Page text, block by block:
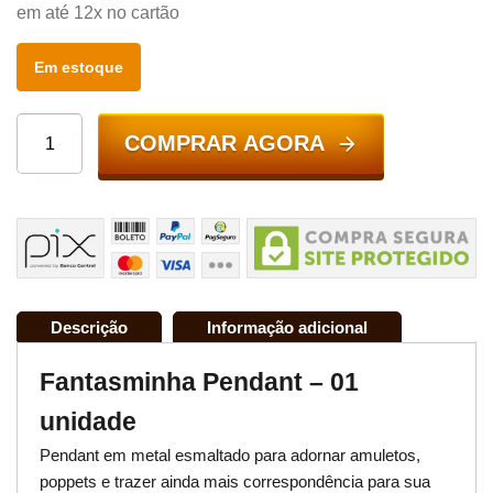
em até 12x no cartão
Em estoque
COMPRAR AGORA
Descrição Informação adicional
Fantasminha Pendant – 01
unidade
Pendant em metal esmaltado para adornar amuletos,
poppets e trazer ainda mais correspondência para sua